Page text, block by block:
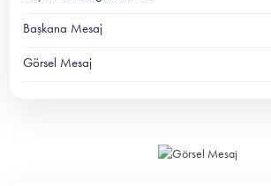
Başkana Mesaj
Görsel Mesaj